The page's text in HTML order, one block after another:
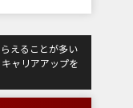
えることが多い
ャリアアップを